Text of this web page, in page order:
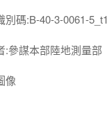
別碼:B-40-3-0061-
:參謀本部陸地測量部
像